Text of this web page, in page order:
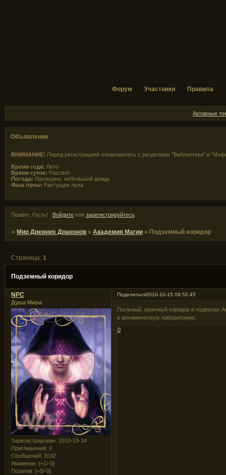
Форум Участники Правила
Активные
Объявление
ВНИМАНИЕ! Перед регистрацией ознакомьтесь с разделами "Библиотека" и
Время года: Лето
Время суток: Рассвет
Погода: Пасмурно, небольшой дождь
Фаза луны: Растущая луна
Привет, Гость! Войдитеили зарегистрируйтесь.
»Мир Древних Драконов »Академия Магии » Подземный коридор
Подземный коридор
Страница:1
Поделиться2010-10-15 09:52:45
NPC
Душа Мира
Зарегистрирован: 2010-10-14
Приглашений: 0
Сообщений: 1032
Уважение: [+1/-0]
Позитив: [+5/-0]
Пыльный, мрачный коридор в подвалах
в алхимическую лабораторию.
0